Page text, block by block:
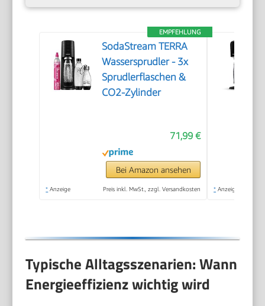
EMPFEHLUNG
SodaStream TERRA
Wassersprudler - 3x
Sprudlerflaschen &
CO2-Zylinder
71,99 €
Bei Amazon ansehen
* Anzeige Preis inkl. MwSt., zzgl. Versandkosten * Anzeige
Typische Alltagsszenarien: Wann
Energieeffizienz wichtig wird